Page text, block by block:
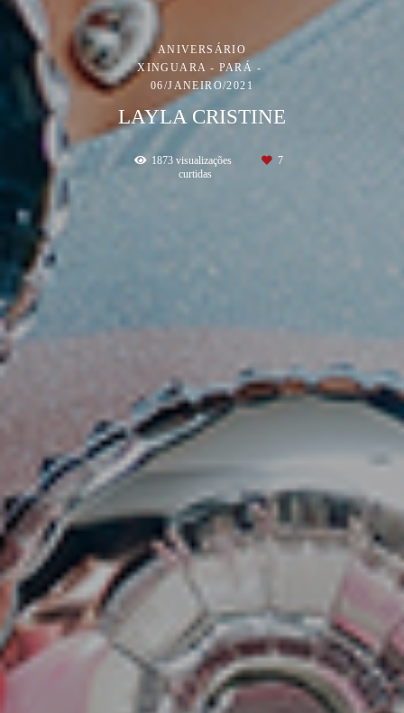
ANIVERSÁRIO
XINGUARA - PARÁ
06/JANEIRO/2021
LAYLA CRISTINE
1873 visualizações
7
curtidas